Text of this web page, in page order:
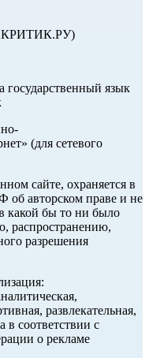
государственный язык
(для сетевого
сайте, охраняется в
об авторском праве и не
какой бы то ни было
распространению,
разрешения
развлекательная,
в соответствии с
о рекламе